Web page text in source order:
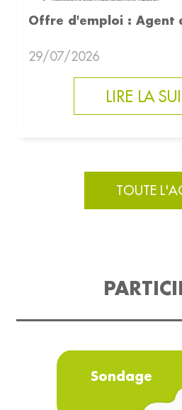
Offre d'emploi : Agent
29/07/2026
LIRE LA
TOUTE
Sondage